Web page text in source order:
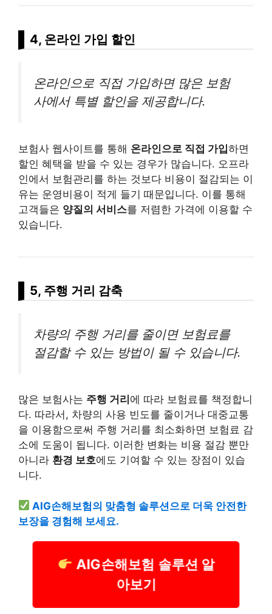
4, 온라인 가입 할인
온라인으로 직접 가입하면 많은 보험
사에서 특별 할인을 제공합니다.
보험사 웹사이트를 통해 온라인으로 직접 가입하면
할인 혜택을 받을 수 있는 경우가 많습니다. 오프라
인에서 보험관리를 하는 것보다 비용이 절감되는 이
유는 운영비용이 적게 들기 때문입니다. 이를 통해
고객들은 양질의 서비스를 저렴한 가격에 이용할 수
있습니다.
5, 주행 거리 감축
차량의 주행 거리를 줄이면 보험료를
절감할 수 있는 방법이 될 수 있습니다.
많은 보험사는 주행 거리 에 따라 보험료를 책정합니
다. 따라서, 차량의 사용 빈도를 줄이거나 대중교통
을 이용함으로써 주행 거리를 최소화하면 보험료 감
소에 도움이 됩니다. 이러한 변화는 비용 절감 뿐만
아니라 환경 보호에도 기여할 수 있는 장점이 있습
니다.
AIG손해보험의 맞춤형 솔루션으로 더욱 안전한
보장을 경험해 보세요.
AIG손해보험 솔루션 알
아보기